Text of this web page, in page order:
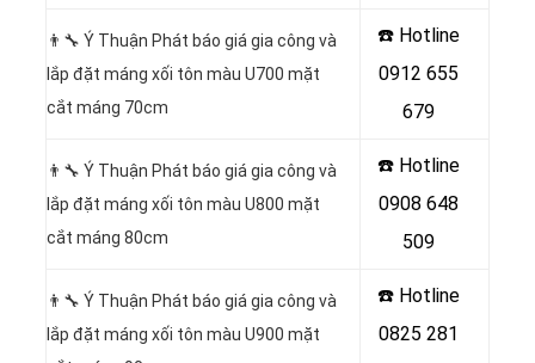
👨‍🔧 Ý Thuận Phát báo giá gia công và
lắp đặt máng xối tôn màu U700 mặt
cắt máng 70cm
☎️ Hotline
0912 655
679
👨‍🔧 Ý Thuận Phát báo giá gia công và
lắp đặt máng xối tôn màu U800 mặt
cắt máng 80cm
☎️ Hotline
0908 648
509
👨‍🔧 Ý Thuận Phát báo giá gia công và
lắp đặt máng xối tôn màu U900 mặt
☎️ Hotline
0825 281